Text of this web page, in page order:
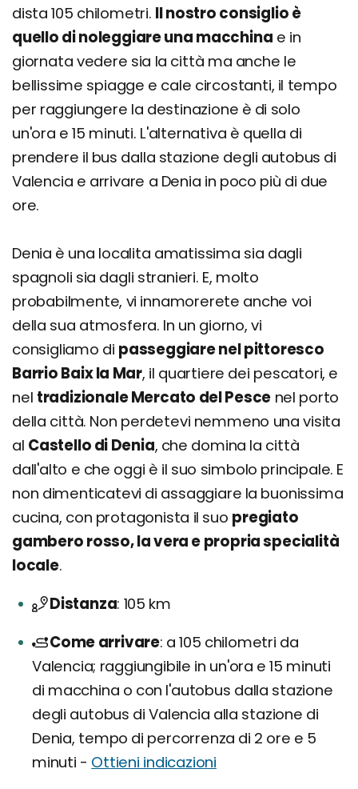
dista 105 chilometri. Il nostro consiglio è
quello di noleggiare una macchina e in
giornata vedere sia la città ma anche le
bellissime spiagge e cale circostanti, il tempo
per raggiungere la destinazione è di solo
un'ora e 15 minuti. L'alternativa è quella di
prendere il bus dalla stazione degli autobus di
Valencia e arrivare a Denia in poco più di due
ore.
Denia è una localita amatissima sia dagli
spagnoli sia dagli stranieri. E, molto
probabilmente, vi innamorerete anche voi
della sua atmosfera. In un giorno, vi
consigliamo di passeggiare nel pittoresco
Barrio Baix la Mar, il quartiere dei pescatori, e
nel tradizionale Mercato del Pesce nel porto
della città. Non perdetevi nemmeno una visita
al Castello di Denia, che domina la città
dall'alto e che oggi è il suo simbolo principale. E
non dimenticatevi di assaggiare la buonissima
cucina, con protagonista il suo pregiato
gambero rosso, la vera e propria specialità
locale.
Distanza 105 km
Come arrivare a 105 chilometri da
Valencia; raggiungibile in un'ora e 15 minuti
di macchina o con l'autobus dalla stazione
degli autobus di Valencia alla stazione di
Denia, tempo di percorrenza di 2 ore e 5
minuti - Ottieni indicazioni